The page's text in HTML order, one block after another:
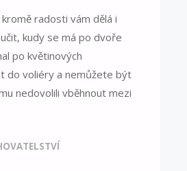
radosti vám dělá i
kudy se má po dvoře
po květinových
do voliéry a nemůžete být
nedovolili vběhnout mezi